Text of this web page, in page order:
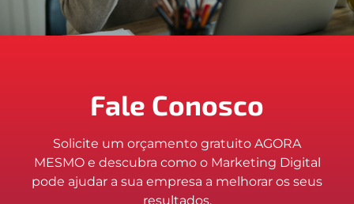
Fale Conosco
Solicite um orçamento gratuito AGORA
MESMO e descubra como o Marketing Digital
pode ajudar a sua empresa a melhorar os seus
resultados.